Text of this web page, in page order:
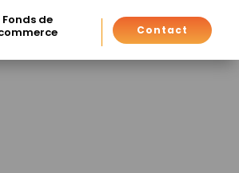
Fonds de
Contact